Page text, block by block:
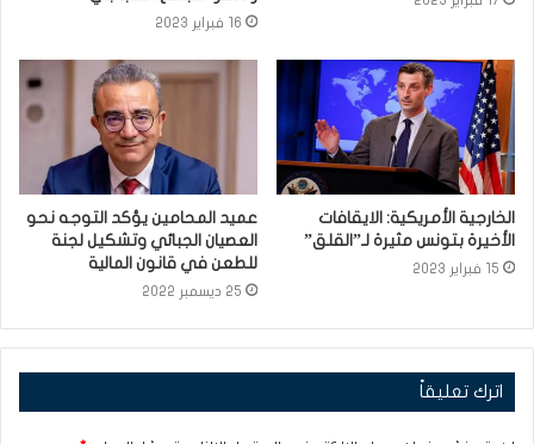
16 فبراير 2023
الخارجية الأمريكية: الايقافات
الأخيرة بتونس مثيرة لـ”القلق”
15 فبراير 2023
عميد المحامين يؤكد التوجه نحو
العصيان الجبائي وتشكيل لجنة
للطعن في قانون المالية
25 ديسمبر 2022
اترك تعليقاً